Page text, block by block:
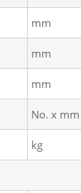
mm
mm
mm
No. x mm
kg